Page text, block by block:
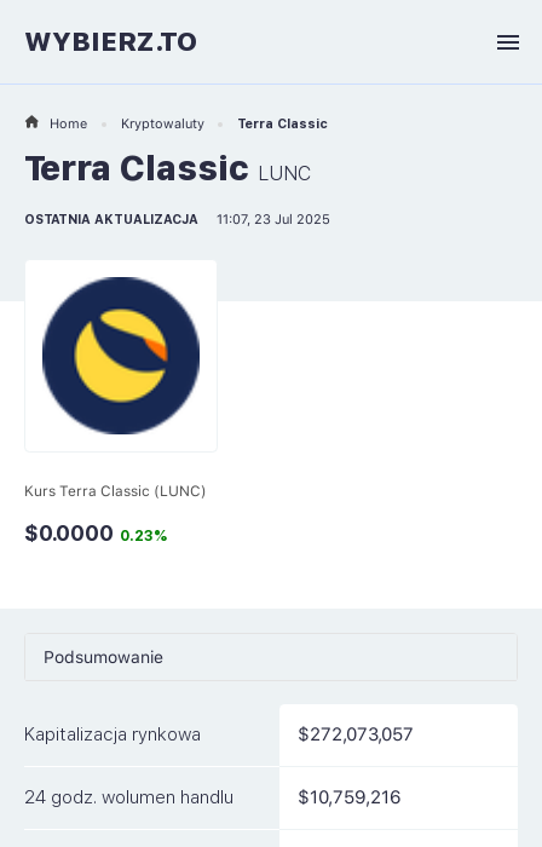
WYBIERZ.TO
Home Kryptowaluty Terra Classic
Terra Classic LUNC
OSTATNIA AKTUALIZACJA 11:07, 23 Jul 2025
Kurs Terra Classic (LUNC)
$0.0000 0.23%
Podsumowanie
Artykuły
Kapitalizacja rynkowa $272,073,057
24 godz. wolumen handlu $10,759,216